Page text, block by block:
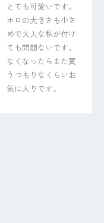
とても可愛いです。
ホロの大きさも小さ
めで大人な私が付け
ても問題ないです。
なくなったらまた買
うつもりなくらいお
気に入りです。